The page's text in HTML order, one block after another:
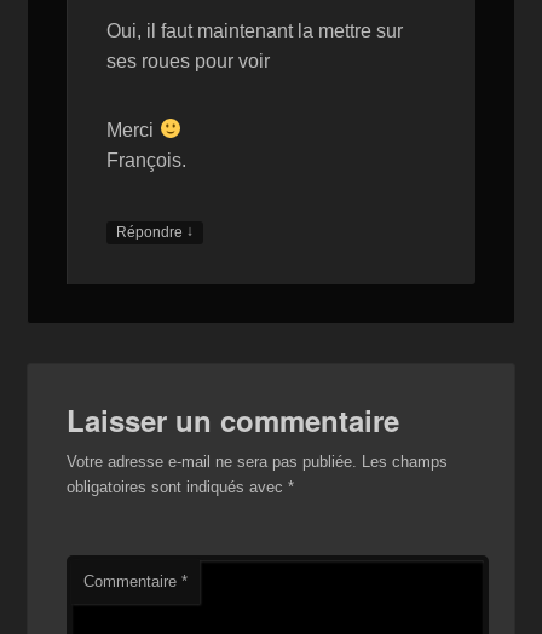
Oui, il faut maintenant la mettre sur
ses roues pour voir
Merci
François.
Répondre ↓
Laisser un commentaire
Votre adresse e-mail ne sera pas publiée. Les champs
obligatoires sont indiqués avec*
Commentaire*